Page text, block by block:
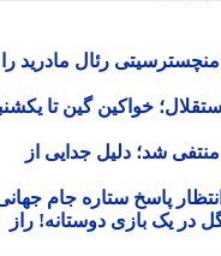
رئال مادرید را
خواکین گین تا یکشنبه
شد؛ دلیل جدایی از
پاسخ ستاره جام جهانی
از ۳ گل در یک فصل تا ۲ گل در یک بازی دوستانه! راز